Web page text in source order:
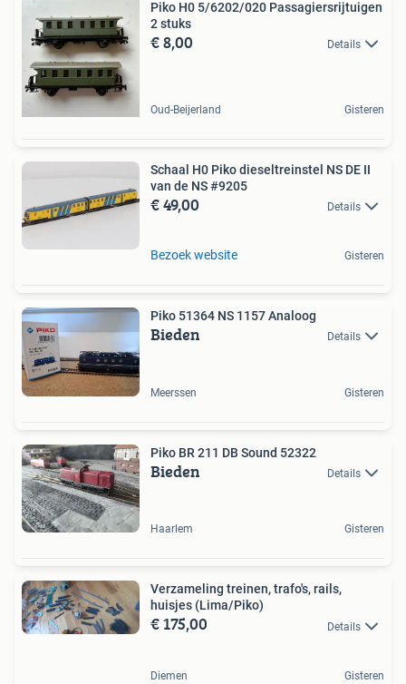
Piko H0 5/6202/020 Passagiersrijtuigen
2 stuks
€ 8,00 Details
Oud-Beijerland Gisteren
Schaal H0 Piko dieseltreinstel NS DE II
van de NS #9205
€ 49,00 Details
Bezoek website Gisteren
Piko 51364 NS 1157 Analoog
Bieden Details
Meerssen Gisteren
Piko BR 211 DB Sound 52322
Bieden Details
Haarlem Gisteren
Verzameling treinen, trafo's, rails,
huisjes (Lima/Piko)
€ 175,00 Details
Diemen Gisteren